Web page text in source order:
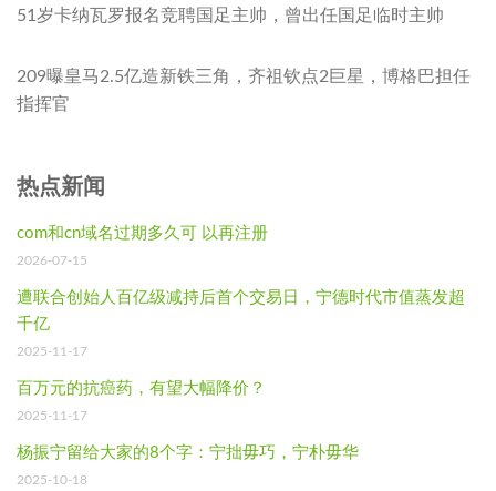
51岁卡纳瓦罗报名竞聘国足主帅，曾出任国足临时主帅
209曝皇马2.5亿造新铁三角，齐祖钦点2巨星，博格巴担任
指挥官
热点新闻
com和cn域名过期多久可 以再注册
2026-07-15
遭联合创始人百亿级减持后首个交易日，宁德时代市值蒸发超
千亿
2025-11-17
百万元的抗癌药，有望大幅降价？
2025-11-17
杨振宁留给大家的8个字：宁拙毋巧，宁朴毋华
2025-10-18